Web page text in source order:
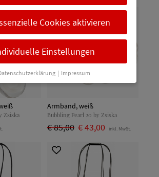
Zsiska
Armband, weiß
Bubbling Pearl 20 by Zsiska
€ 85,00 € 43,00 inkl. MwSt.
Cookies aktivieren
Einstellungen
| Impressum